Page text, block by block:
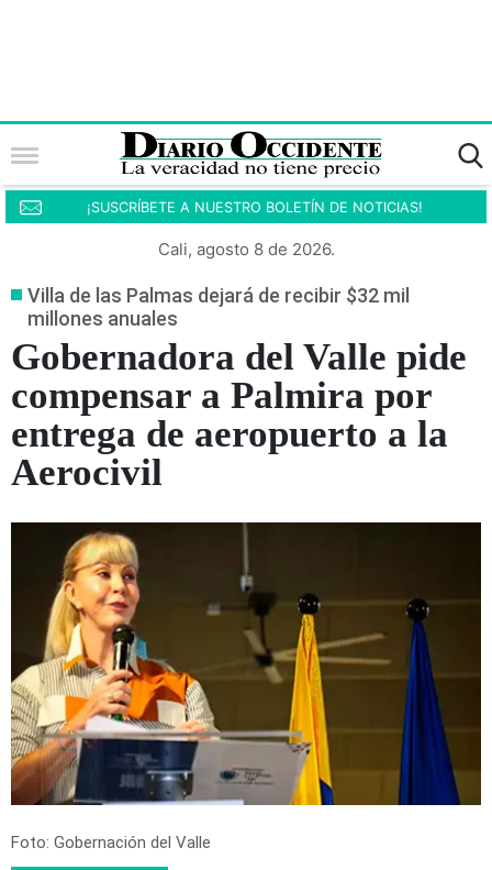
¡SUSCRÍBETE A NUESTRO BOLETÍN DE NOTICIAS!
Cali, agosto 8 de 2026.
Villa de las Palmas dejará de recibir $32 mil
millones anuales
Gobernadora del Valle pide
compensar a Palmira por
entrega de aeropuerto a la
Aerocivil
Foto: Gobernación del Valle